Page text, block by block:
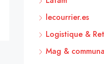
lecourrier.es
Logistique &
Mag &